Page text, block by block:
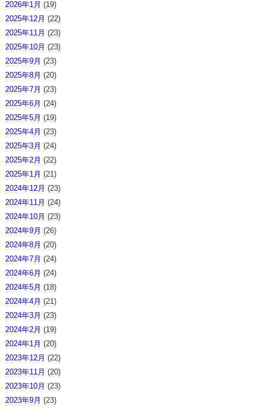
2026年1月 (19)
2025年12月 (22)
2025年11月 (23)
2025年10月 (23)
2025年9月 (23)
2025年8月 (20)
2025年7月 (23)
2025年6月 (24)
2025年5月 (19)
2025年4月 (23)
2025年3月 (24)
2025年2月 (22)
2025年1月 (21)
2024年12月 (23)
2024年11月 (24)
2024年10月 (23)
2024年9月 (26)
2024年8月 (20)
2024年7月 (24)
2024年6月 (24)
2024年5月 (18)
2024年4月 (21)
2024年3月 (23)
2024年2月 (19)
2024年1月 (20)
2023年12月 (22)
2023年11月 (20)
2023年10月 (23)
2023年9月 (23)